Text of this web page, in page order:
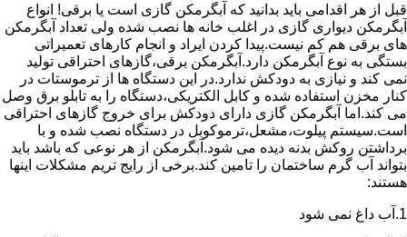
قبل از هر اقدامی باید بدانید که آبگرمکن گازی است یا برقی! انواع
آبگرمکن دیواری گازی در اغلب خانه ها نصب شده ولی تعداد آبگرمکن
های برقی هم کم نیست.پیدا کردن ایراد و انجام کارهای تعمیراتی
بستگی به نوع آبگرمکن دارد.آبگرمکن برقی،گازهای احتراقی تولید
نمی کند و نیازی به دودکش ندارد.در این دستگاه ها از ترموستات در
کنار مخزن استفاده شده و کابل الکتریکی،دستگاه را به تابلو برق وصل
می کند.اما آبگرمکن گازی دارای دودکش برای خروج گازهای احتراقی
است.سیستم پیلوت،مشعل،ترموکوبل در دستگاه نصب شده و با
برداشتن روکش بدنه دیده می شود.آبگرمکن از هر نوعی که باشد باید
بتواند آب گرم ساختمان را تامین کند.برخی از رایج تریم مشکلات اینها
هستند:
1.آب داغ نمی شود